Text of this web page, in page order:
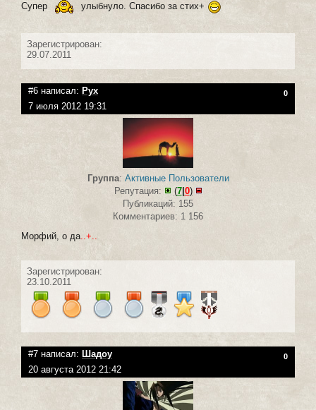
Супер улыбнуло. Спасибо за стих+
Зарегистрирован:
29.07.2011
#6 написал: Рух 0
7 июля 2012 19:31
Группа: Активные Пользователи
Репутация:
(7| 0)
Публикаций: 155
Комментариев: 1 156
Морфий, о да..+..
Зарегистрирован:
23.10.2011
#7 написал: Шадоу 0
20 августа 2012 21:42